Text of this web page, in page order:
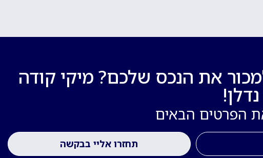
את הנכס שלכם? מיקי קודה
הפרטים הבאים